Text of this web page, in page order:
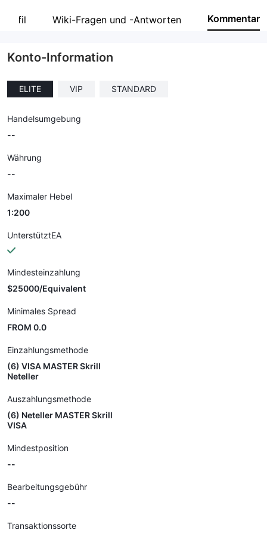
Unternehmensmitarbeiter
Wiki-Fragen und -Antworten Kommentar
Konto-Information
ELITE VIP STANDARD
Handelsumgebung
--
Währung
--
Maximaler Hebel
1:200
UnterstütztEA
Mindesteinzahlung
$25000/Equivalent
Minimales Spread
FROM 0.0
Einzahlungsmethode
(6) VISA MASTER Skrill
Neteller
Auszahlungsmethode
(6) Neteller MASTER Skrill
VISA
Mindestposition
--
Bearbeitungsgebühr
--
Transaktionssorte